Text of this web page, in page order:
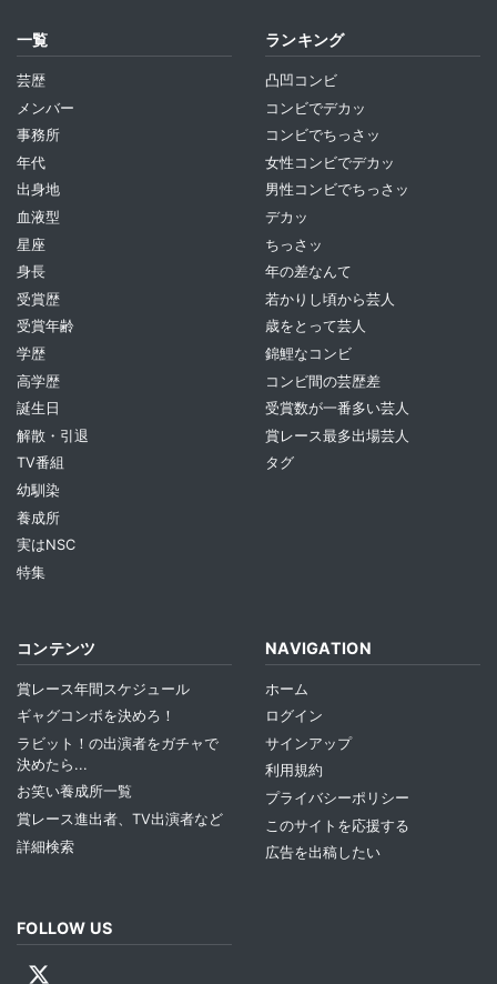
一覧
芸歴
メンバー
事務所
年代
出身地
血液型
星座
身長
受賞歴
受賞年齢
学歴
高学歴
誕生日
解散・引退
TV番組
幼馴染
養成所
実はNSC
特集
ランキング
凸凹コンビ
コンビでデカッ
コンビでちっさッ
女性コンビでデカッ
男性コンビでちっさッ
デカッ
ちっさッ
年の差なんて
若かりし頃から芸人
歳をとって芸人
錦鯉なコンビ
コンビ間の芸歴差
受賞数が一番多い芸人
賞レース最多出場芸人
タグ
コンテンツ
賞レース年間スケジュール
ギャグコンボを決めろ！
ラビット！の出演者をガチャで
決めたら...
お笑い養成所一覧
賞レース進出者、TV出演者など
詳細検索
NAVIGATION
ホーム
ログイン
サインアップ
利用規約
プライバシーポリシー
このサイトを応援する
広告を出稿したい
FOLLOW US